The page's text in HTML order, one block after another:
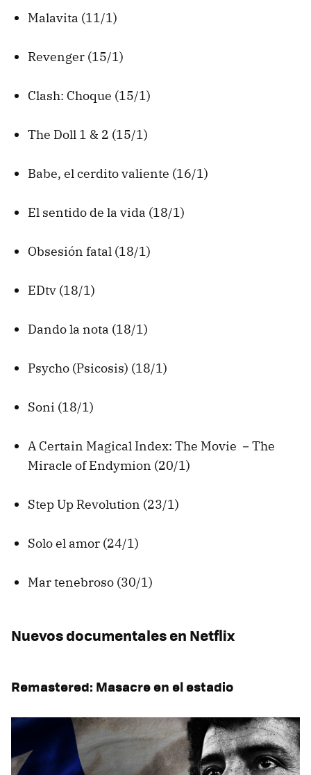
Malavita (11/1)
Revenger (15/1)
Clash: Choque (15/1)
The Doll 1 & 2 (15/1)
Babe, el cerdito valiente (16/1)
El sentido de la vida (18/1)
Obsesión fatal (18/1)
EDtv (18/1)
Dando la nota (18/1)
Psycho (Psicosis) (18/1)
Soni (18/1)
A Certain Magical Index: The Movie －The
Miracle of Endymion (20/1)
Step Up Revolution (23/1)
Solo el amor (24/1)
Mar tenebroso (30/1)
Nuevos documentales en Netflix
Remastered: Masacre en el estadio